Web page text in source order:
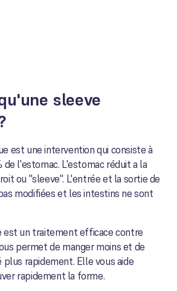
sleeve
est une intervention qui consiste à
de l'estomac. L'estomac réduit a la
ou "sleeve". L'entrée et la sortie de
modifiées et les intestins ne sont
est un traitement efficace contre
permet de manger moins et de
plus rapidement. Elle vous aide
rapidement la forme.